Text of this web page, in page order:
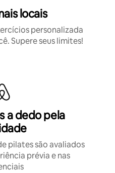
locais
personalizada
Supere seus limites!
a dedo pela
pilates são avaliados
prévia e nas